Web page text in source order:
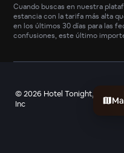
Cuando buscas en nuestra
estancia con la tarifa más alta
en los últimos 30 días para las
confusiones, este último
©2026 Hotel Tonight,
Inc